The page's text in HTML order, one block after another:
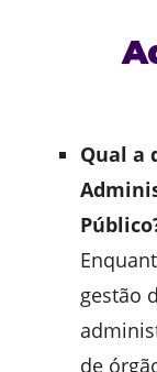
Qual a
gestão
de